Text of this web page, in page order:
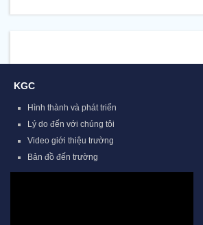
KGC
Hình thành và phát triển
Lý do đến với chúng tôi
Video giới thiệu trường
Bản đồ đến trường